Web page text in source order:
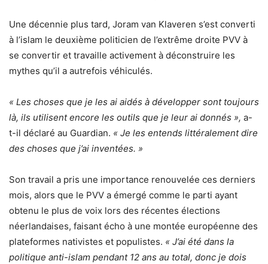
Une décennie plus tard, Joram van Klaveren s’est converti
à l’islam le deuxième politicien de l’extrême droite PVV à
se convertir et travaille activement à déconstruire les
mythes qu’il a autrefois véhiculés.
« Les choses que je les ai aidés à développer sont toujours
là, ils utilisent encore les outils que je leur ai donnés », a-
t-il déclaré au Guardian. « Je les entends littéralement dire
des choses que j’ai inventées. »
Son travail a pris une importance renouvelée ces derniers
mois, alors que le PVV a émergé comme le parti ayant
obtenu le plus de voix lors des récentes élections
néerlandaises, faisant écho à une montée européenne des
plateformes nativistes et populistes. « J’ai été dans la
politique anti-islam pendant 12 ans au total, donc je dois